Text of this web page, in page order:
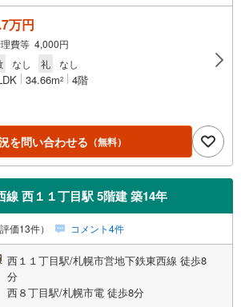
万円
費等 4,000円
なし 礼 なし
34.66m2 4階
を問い合わせる （無料）
線 西１１丁目駅 5階建 築14年
評価13件） コメント4件
西１１丁目駅/札幌市営地下鉄東西線 徒歩8
分
西８丁目駅/札幌市電 徒歩8分